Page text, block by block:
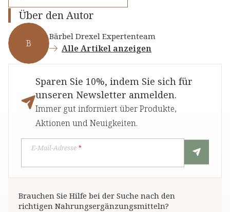
Über den Autor
B
Bärbel Drexel Expertenteam
Alle Artikel anzeigen
Sparen Sie 10%, indem Sie sich für
unseren Newsletter anmelden.
Immer gut informiert über Produkte,
Aktionen und Neuigkeiten.
E-Mail-Adresse *
Brauchen Sie Hilfe bei der Suche nach den
richtigen Nahrungsergänzungsmitteln?